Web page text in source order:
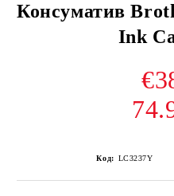
Консуматив
Ink
Код: LC3237Y